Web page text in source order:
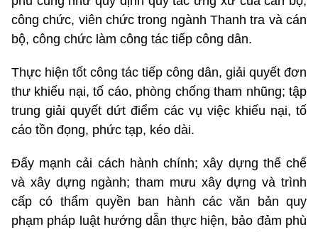
công chức, viên chức trong ngành Thanh tra và cán
bộ, công chức làm công tác tiếp công dân.
Thực hiện tốt công tác tiếp công dân, giải quyết đơn
thư khiếu nại, tố cáo, phòng chống tham nhũng; tập
trung giải quyết dứt điểm các vụ việc khiếu nại, tố
cáo tồn đọng, phức tạp, kéo dài.
Đẩy mạnh cải cách hành chính; xây dựng thể chế
và xây dựng ngành; tham mưu xây dựng và trình
cấp có thẩm quyền ban hành các văn bản quy
phạm pháp luật hướng dẫn thực hiện, bảo đảm phù